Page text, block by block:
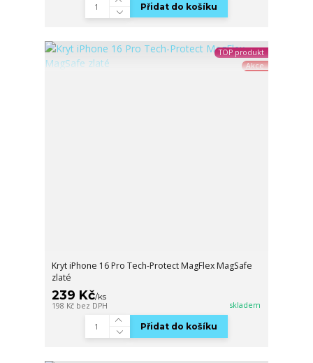
Přidat do košíku
TOP produkt
Akce
Kryt iPhone 16 Pro Tech-Protect MagFlex MagSafe
zlaté
239 Kč/ks
198 Kč bez DPH skladem
Přidat do košíku